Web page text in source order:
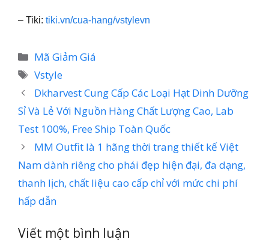
– Tiki: tiki.vn/cua-hang/vstylevn
Danh
mục
Mã Giảm Giá
Thẻ
Vstyle
Dkharvest Cung Cấp Các Loại Hạt Dinh Dưỡng
Sỉ Và Lẻ Với Nguồn Hàng Chất Lượng Cao, Lab
Test 100%, Free Ship Toàn Quốc
MM Outfit là 1 hãng thời trang thiết kế Việt
Nam dành riêng cho phái đẹp hiện đại, đa dạng,
thanh lịch, chất liệu cao cấp chỉ với mức chi phí
hấp dẫn
Viết một bình luận